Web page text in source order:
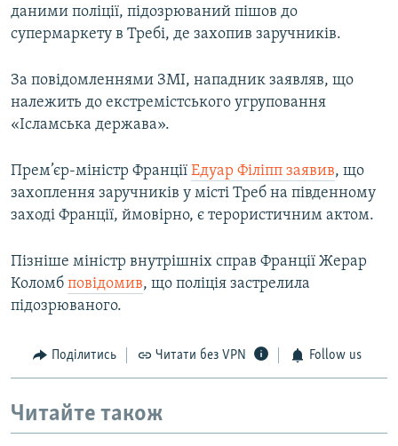
даними поліції, підозрюваний пішов до
супермаркету в Требі, де захопив заручників.
За повідомленнями ЗМІ, нападник заявляв, що
належить до екстремістського угруповання
«Ісламська держава».
Прем’єр-міністр Франції Едуар Філіпп заявив, що
захоплення заручників у місті Треб на південному
заході Франції, ймовірно, є терористичним актом.
Пізніше міністр внутрішніх справ Франції Жерар
Коломб повідомив, що поліція застрелила
підозрюваного.
Поділитись Читати без VPN Follow us
Читайте також